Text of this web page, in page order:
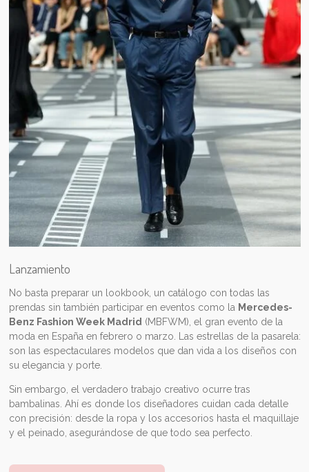
Lanzamiento
No basta preparar un lookbook, un catálogo con todas las
prendas sin también participar en eventos como la Mercedes-
Benz Fashion Week Madrid (MBFWM), el gran evento de la
moda en España en febrero o marzo. Las estrellas de la pasarela:
son las espectaculares modelos que dan vida a los diseños con
su elegancia y porte.
Sin embargo, el verdadero trabajo creativo ocurre tras
bambalinas. Ahí es donde los diseñadores cuidan cada detalle
con precisión: desde la ropa y los accesorios hasta el maquillaje
y el peinado, asegurándose de que todo sea perfecto.